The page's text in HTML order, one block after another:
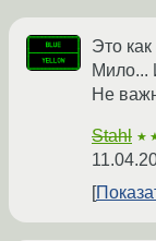
Это
Мило...
Не
Stahl